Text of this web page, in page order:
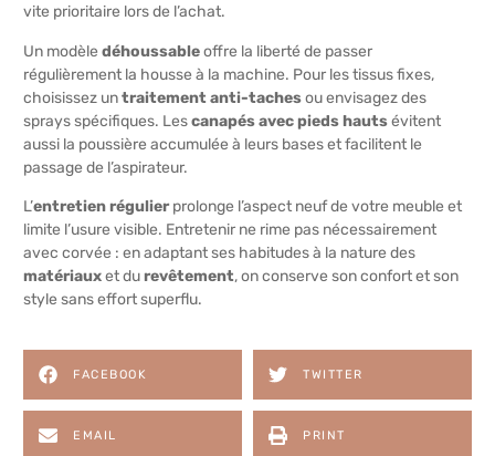
vite prioritaire lors de l’achat.
Un modèle déhoussableoffre la liberté de passer
régulièrement la housse à la machine. Pour les tissus fixes,
choisissez untraitement anti-tachesou envisagez des
sprays spécifiques. Lescanapés avec pieds hautsévitent
aussi la poussière accumulée à leurs bases et facilitent le
passage de l’aspirateur.
L’entretien régulierprolonge l’aspect neuf de votre meuble et
limite l’usure visible. Entretenir ne rime pas nécessairement
avec corvée : en adaptant ses habitudes à la nature des
matériauxet durevêtement, on conserve son confort et son
style sans effort superflu.
FACEBOOK TWITTER
EMAIL PRINT